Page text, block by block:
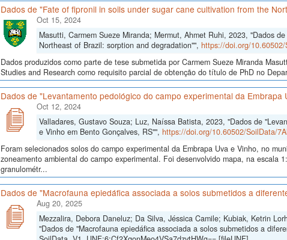
Dados de "Fate of fipronil in soils under sugar cane cultivation from the
Oct 15, 2024
Masutti, Carmem Sueze Miranda; Mermut, Ahmet Ruhi, 2023, "Dados
Northeast of Brazil: sorption and degradation"", https://doi.org/
Dados produzidos como parte de tese submetida por Carmem Sueze Miranda
Studies and Research como requisito parcial de obtenção do título de PhD no
Dados de "Levantamento pedológico do campo experimental da Embrapa
Oct 12, 2024
Valladares, Gustavo Souza; Luz, Naíssa Batista, 2023, "Dados de
e Vinho em Bento Gonçalves, RS"", https://doi.org/10.60502/SoilData/
Foram selecionados solos do campo experimental da Embrapa Uva e Vinho, no
zoneamento ambiental do campo experimental. Foi desenvolvido mapa, na escala
granulométr...
Dados de "Macrofauna epiedáfica associada a solos submetidos a
Aug 20, 2025
Mezzalira, Debora Daneluz; Da Silva, Jéssica Camile; Kubiak, Ketrin
"Dados de "Macrofauna epiedáfica associada a solos submetidos a